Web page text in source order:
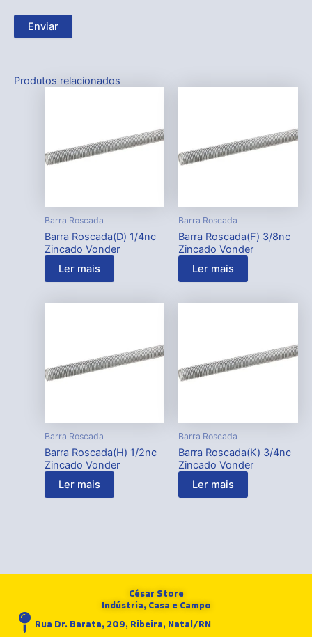
Produtos relacionados
Barra Roscada
Barra Roscada(D) 1/4nc
Zincado Vonder
Ler mais
Barra Roscada
Barra Roscada(F) 3/8nc
Zincado Vonder
Ler mais
Barra Roscada
Barra Roscada(H) 1/2nc
Zincado Vonder
Ler mais
Barra Roscada
Barra Roscada(K) 3/4nc
Zincado Vonder
Ler mais
César Store
Indústria, Casa e Campo
Rua Dr. Barata, 209, Ribeira, Natal/RN